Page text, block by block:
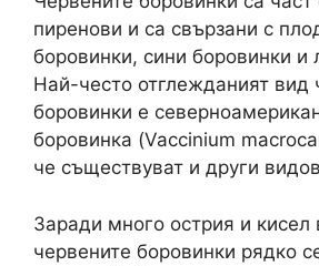
пиренови и са свързани с
боровинки, сини боровинки и
Най-често отглежданият вид
боровинки е
боровинка (Vaccinium
че съществуват и други
Заради много острия и кисел
червените боровинки рядко